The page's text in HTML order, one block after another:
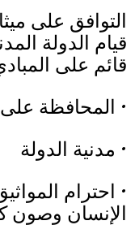
التوافق على
قيام الدولة
قائم على
• المحافظة
• مدنية الدولة
•
احترام
الإنسان وصون